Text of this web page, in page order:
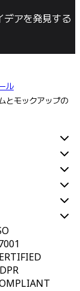
アを発見する
ル
とモックアップの